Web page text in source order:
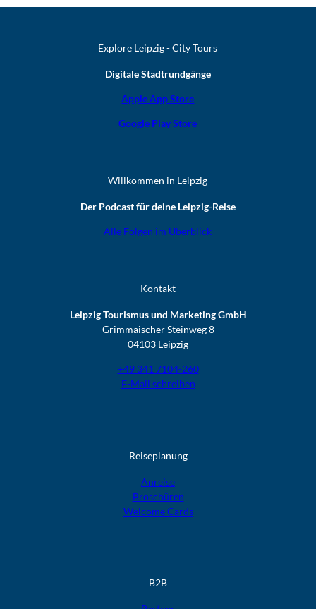
Explore Leipzig - City Tours
Digitale Stadtrundgänge
Apple App Store
Google Play Store
Willkommen in Leipzig
Der Podcast für deine Leipzig-Reise
Alle Folgen im Überblick
Kontakt
Leipzig Tourismus und Marketing GmbH
Grimmaischer Steinweg 8
04103 Leipzig
+49 341 7104-260
E-Mail schreiben
Reiseplanung
Anreise
Broschüren
Welcome Cards​​​​​​​
B2B